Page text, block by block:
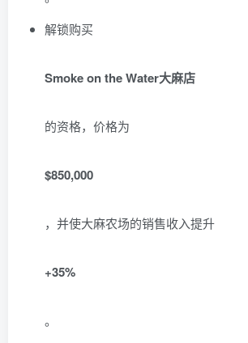
解锁购买
Smoke on the Water大麻店
的资格，价格为
$850,000
，并使大麻农场的销售收入提升
+35%
。